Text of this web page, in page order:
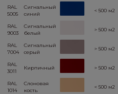
RAL
5005
Сигнальный
синий
< 500 м2
RAL
9003
Сигнальный
белый
> 500 м2
RAL
7004
Сигнальный
серый
> 500 м2
RAL
3011
Кирпичный > 500 м2
RAL
1014
Слоновая
кость
< 500 м2